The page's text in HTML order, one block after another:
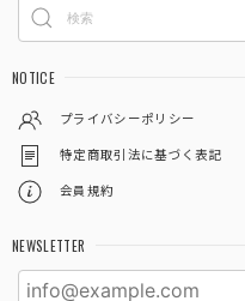
NOTICE
プライバシーポリシー
特定商取引法に基づく表記
会員規約
NEWSLETTER